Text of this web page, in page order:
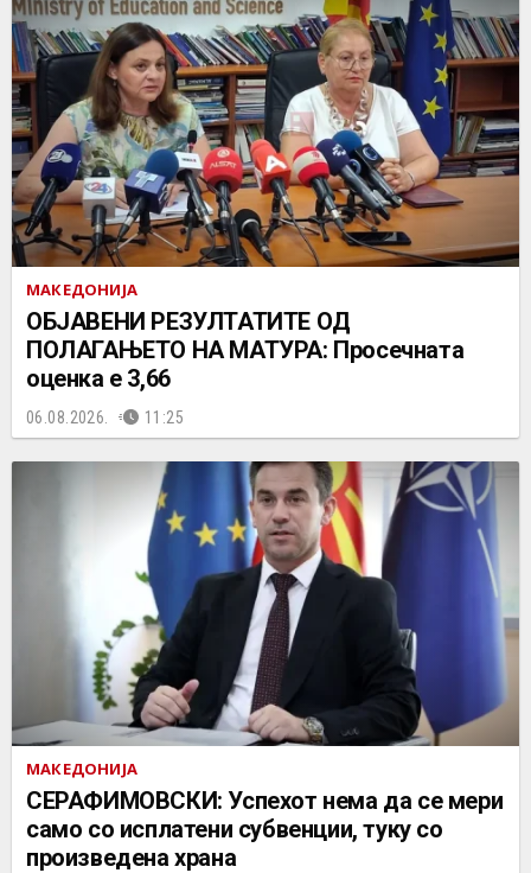
МАКЕДОНИЈА
ОБЈАВЕНИ РЕЗУЛТАТИТЕ ОД
ПОЛАГАЊЕТО НА МАТУРА: Просечната
оценка е 3,66
06.08.2026. 11:25
МАКЕДОНИЈА
СЕРАФИМОВСКИ: Успехот нема да се мери
само со исплатени субвенции, туку со
произведена храна